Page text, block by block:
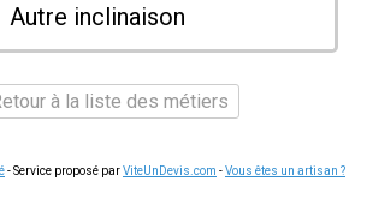
Autre inclinaison
à la liste des métiers
- Service proposé parViteUnDevis.com -Vous êtes un artisan ?